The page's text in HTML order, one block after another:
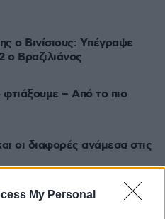
My Personal
ο Βινίσιους: Yπέγραψε
ο Βραζιλιάνος
– Από το πιο
οι διαφορές ανάμεσα στις
φίλους της
βίντεο και